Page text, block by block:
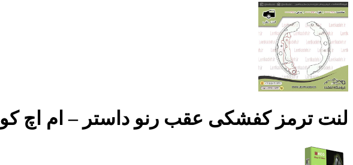
لنت ترمز کفشکی عقب رنو داستر – ام اچ کو mhco